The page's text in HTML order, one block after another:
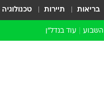
בריאות תיירות טכנולוגיה
השבוע עוד בנדל״ן